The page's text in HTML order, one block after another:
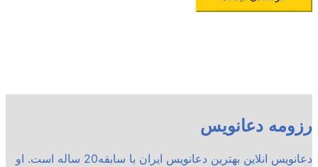
رزومه دعانویس
دعانویس انلاین بهترین دعانویس ایران با سابقه20 ساله است. او